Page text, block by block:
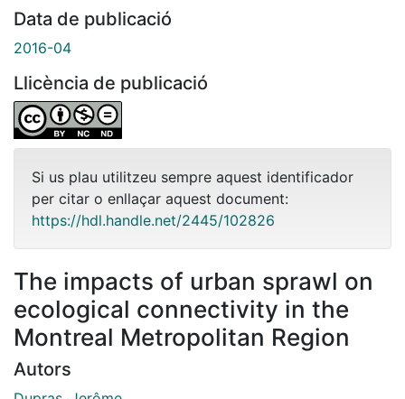
Data de publicació
2016-04
Llicència de publicació
Si us plau utilitzeu sempre aquest identificador
per citar o enllaçar aquest document:
https://hdl.handle.net/2445/102826
The impacts of urban sprawl on
ecological connectivity in the
Montreal Metropolitan Region
Autors